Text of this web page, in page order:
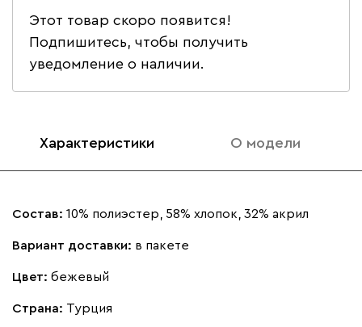
Этот товар скоро появится!
Подпишитесь, чтобы получить
уведомление о наличии.
Характеристики О модели
Состав: 10% полиэстер, 58% хлопок, 32% акрил
Вариант доставки: в пакете
Цвет: бежевый
Страна: Турция